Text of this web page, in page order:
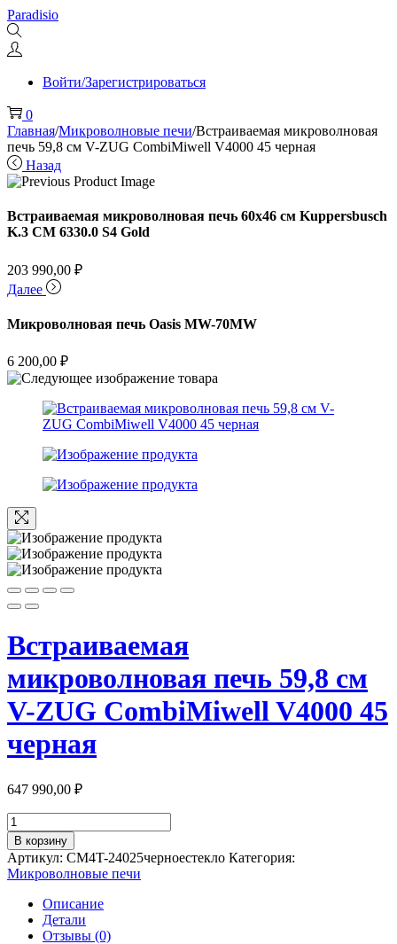
Перейти
к
навигации
Перейти
к
содержимому
Paradisio
Войти/Зарегистрироваться
0
Главная/Микроволновые печи/Встраиваемая микроволновая
печь 59,8 см V-ZUG CombiMiwell V4000 45 черная
Назад
Встраиваемая микроволновая печь 60х46 см Kuppersbusch
K.3 CM 6330.0 S4 Gold
203 990,00 ₽
Далее
Микроволновая печь Oasis MW-70MW
6 200,00 ₽
Встраиваемая
микроволновая печь 59,8 см
V-ZUG CombiMiwell V4000 45
черная
647 990,00 ₽
Количество
товара
Встраиваемая
микроволновая
печь
59,8
В корзину
Артикул: CM4T-24025черноестекло Категория:
Микроволновые печи
Описание
Детали
Отзывы (0)